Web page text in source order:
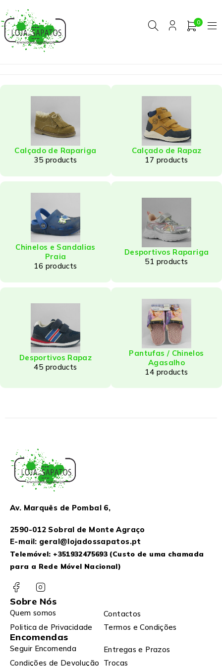
0
Calçado de Rapariga
35 products
Calçado de Rapaz
17 products
Chinelos e Sandalias
Praia
16 products
Desportivos Rapariga
51 products
Desportivos Rapaz
45 products
Pantufas / Chinelos
Agasalho
14 products
Av. Marquês de Pombal 6,
2590-012 Sobral de Monte Agraço
E-mail: geral@lojadossapatos.pt
Telemóvel: +351932475693 (Custo de uma chamada
para a Rede Móvel Nacional)
Sobre Nós
Quem somos
Contactos
Politica de Privacidade
Termos e Condições
Encomendas
Seguir Encomenda
Entregas e Prazos
Condições de Devolução Trocas